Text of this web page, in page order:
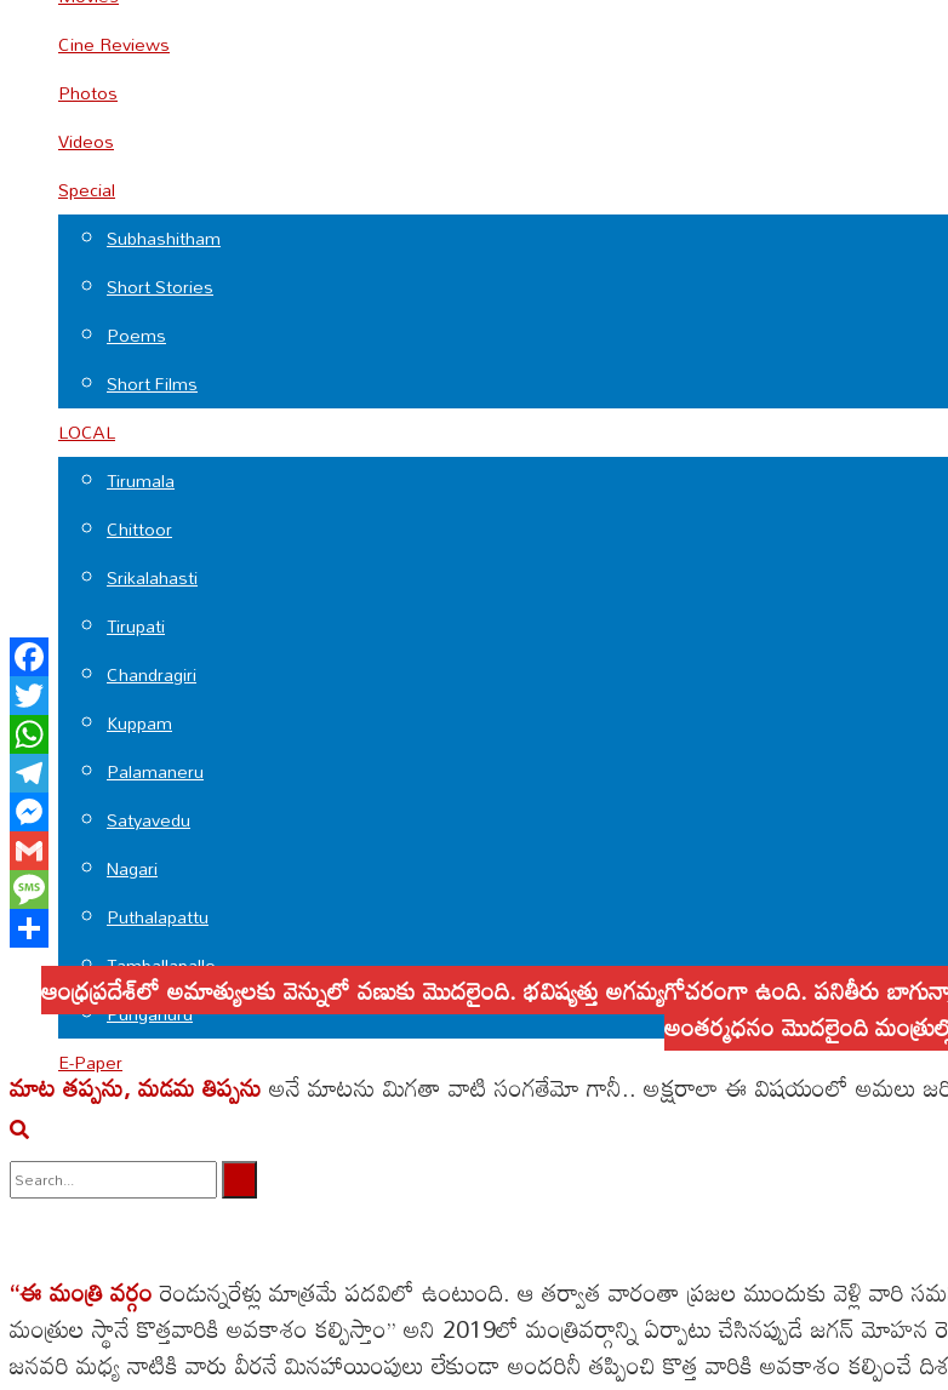
Cine Reviews
Photos
Videos
Special
Subhashitham
Short Stories
Poems
Short Films
LOCAL
Tirumala
Chittoor
Srikalahasti
Tirupati
Chandragiri
Kuppam
Palamaneru
Satyavedu
Nagari
Puthalapattu
Tamballapalle
Punganuru
E-Paper
View All Result
Facebook
Twitter
WhatsApp
Telegram
Messenger
Gmail
Message
Shareఆంధ్రప్రదేశ్‌లో అమాత్యులకు వెన్నులో వణుకు మొదలైంది. భవిష్యత్తు అగమ్యగోచరంగా ఉంది. పనితీరు
అంతర్మధనం మొదలైంది
మాట తప్పను, మడమ తిప్పనుఅనే మాటను మిగతా వాటి సంగతేమో గానీ.. అక్షరాలా ఈ విషయంలో అమలు జరిపి
‘‘ఈ మంత్రి వర్గంరెండున్నరేళ్లు మాత్రమే పదవిలో ఉంటుంది. ఆ తర్వాత వారంతా ప్రజల ముందుకు వెళ్లి
మంత్రుల స్థానే కొత్తవారికి అవకాశం కల్పిస్తాం’’ అని 2019లో మంత్రివర్గాన్ని ఏర్పాటు చేసినప్పుడే జగన్ మోహన
జనవరి మధ్య నాటికి వారు వీరనే మినహాయింపులు లేకుండా అందరినీ తప్పించి కొత్త వారికి అవకాశం కల్పించే